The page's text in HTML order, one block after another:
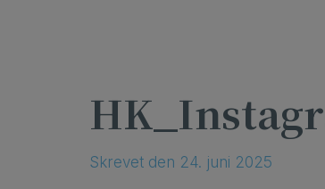
Skrevet den 24. juni 2025